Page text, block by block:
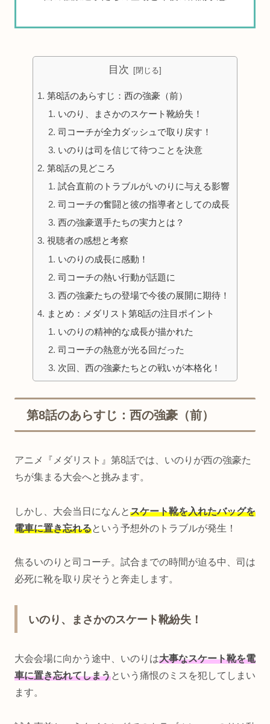
目次
第8話のあらすじ：西の強豪（前）
いのり、まさかのスケート靴紛失！
司コーチが全力ダッシュで取り戻す！
いのりは司を信じて待つことを決意
第8話の見どころ
試合直前のトラブルがいのりに与える影響
司コーチの奮闘と彼の指導者としての成長
西の強豪選手たちの実力とは？
視聴者の感想と考察
いのりの成長に感動！
司コーチの熱い行動が話題に
西の強豪たちの登場で今後の展開に期待！
まとめ：メダリスト第8話の注目ポイント
いのりの精神的な成長が描かれた
司コーチの熱意が光る回だった
次回、西の強豪たちとの戦いが本格化！
第8話のあらすじ：西の強豪（前）
アニメ『メダリスト』第8話では、いのりが西の強豪た
ちが集まる大会へと挑みます。
しかし、大会当日になんとスケート靴を入れたバッグを
電車に置き忘れるという予想外のトラブルが発生！
焦るいのりと司コーチ。試合までの時間が迫る中、司は
必死に靴を取り戻そうと奔走します。
いのり、まさかのスケート靴紛失！
大会会場に向かう途中、いのりは大事なスケート靴を電
車に置き忘れてしまうという痛恨のミスを犯してしまい
ます。